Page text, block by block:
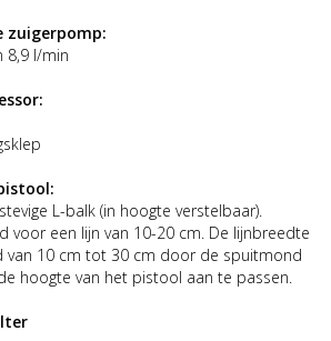
zuigerpomp:
8,9 l/min
L-balk (in hoogte verstelbaar).
voor een lijn van 10-20 cm. De lijnbreedte
van 10 cm tot 30 cm door de spuitmond
hoogte van het pistool aan te passen.